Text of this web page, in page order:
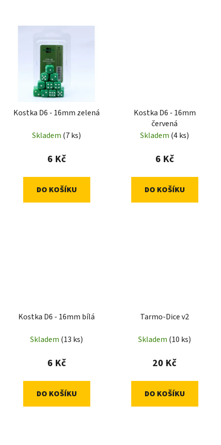
Kostka D6 - 16mm zelená
Skladem (7 ks)
6 Kč
DO KOŠÍKU
Kostka D6 - 16mm
červená
Skladem (4 ks)
6 Kč
DO KOŠÍKU
Kostka D6 - 16mm bílá
Skladem (13 ks)
6 Kč
DO KOŠÍKU
Tarmo-Dice v2
Skladem (10 ks)
20 Kč
DO KOŠÍKU